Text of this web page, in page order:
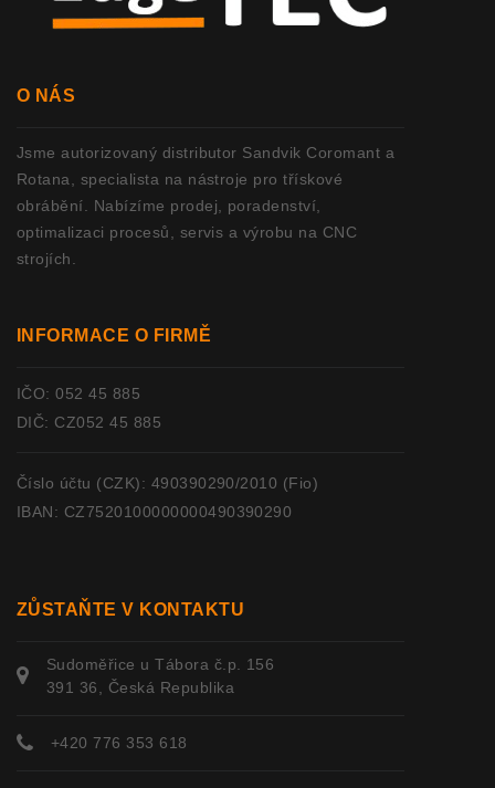
O NÁS
Jsme autorizovaný distributor Sandvik Coromant a
Rotana, specialista na nástroje pro třískové
obrábění. Nabízíme prodej, poradenství,
optimalizaci procesů, servis a výrobu na CNC
strojích.
INFORMACE O FIRMĚ
IČO: 052 45 885
DIČ: CZ052 45 885
Číslo účtu (CZK): 490390290/2010 (Fio)
IBAN: CZ7520100000000490390290
ZŮSTAŇTE V KONTAKTU
Sudoměřice u Tábora č.p. 156
391 36, Česká Republika
+420 776 353 618